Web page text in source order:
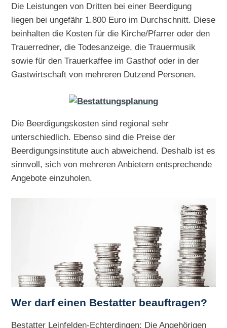
Die Leistungen von Dritten bei einer Beerdigung
liegen bei ungefähr 1.800 Euro im Durchschnitt. Diese
beinhalten die Kosten für die Kirche/Pfarrer oder den
Trauerredner, die Todesanzeige, die Trauermusik
sowie für den Trauerkaffee im Gasthof oder in der
Gastwirtschaft von mehreren Dutzend Personen.
Die Beerdigungskosten sind regional sehr
unterschiedlich. Ebenso sind die Preise der
Beerdigungsinstitute auch abweichend. Deshalb ist es
sinnvoll, sich von mehreren Anbietern entsprechende
Angebote einzuholen.
Wer darf einen Bestatter beauftragen?
Bestatter Leinfelden-Echterdingen: Die Angehörigen